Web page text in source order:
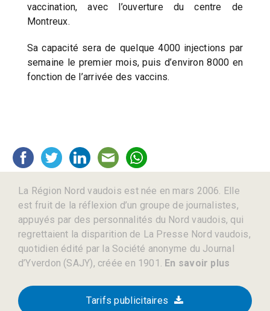
vaccination, avec l’ouverture du centre de
Montreux.
Sa capacité sera de quelque 4000 injections par
semaine le premier mois, puis d’environ 8000 en
fonction de l’arrivée des vaccins.
La Région Nord vaudois est née en mars 2006. Elle
est fruit de la réflexion d’un groupe de journalistes,
appuyés par des personnalités du Nord vaudois, qui
regrettaient la disparition de La Presse Nord vaudois,
quotidien édité par la Société anonyme du Journal
d’Yverdon (SAJY), créée en 1901. En savoir plus
Tarifs publicitaires